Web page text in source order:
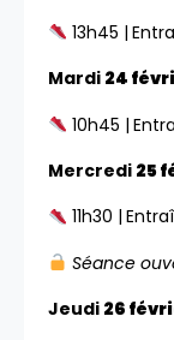
13h45 |
Mardi 24
10h45 |
Mercredi 25
11h30 |
Séance
Jeudi 26